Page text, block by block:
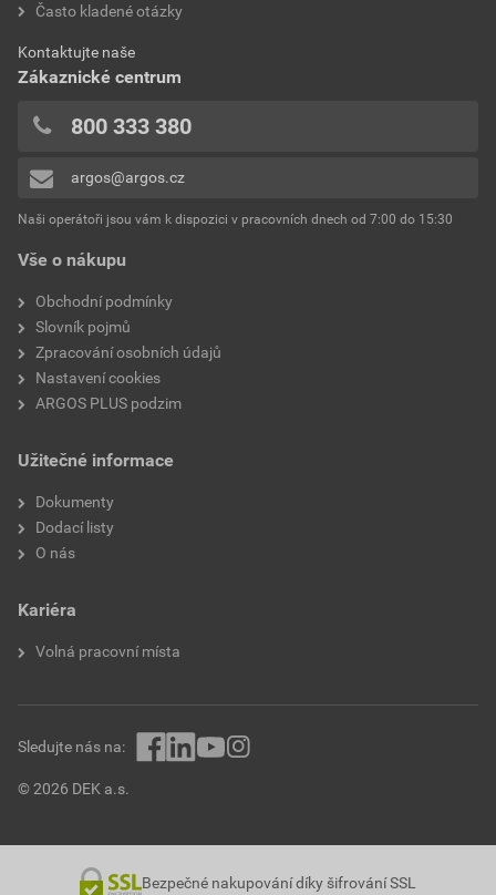
Vše o nákupu
Obchodní podmínky
Slovník pojmů
Zpracování osobních údajů
Nastavení cookies
ARGOS PLUS podzim
Užitečné informace
Dokumenty
Dodací listy
O nás
Kariéra
Volná pracovní místa
Často kladené otázky
Kontaktujte naše
Zákaznické centrum
800 333 380
argos@argos.cz
Naši operátoři jsou vám k dispozici v pracovních dnech od 7:00 do 15:30
© 2026 DEK a.s.
Sledujte nás na:
Bezpečné nakupování díky šifrování SSL